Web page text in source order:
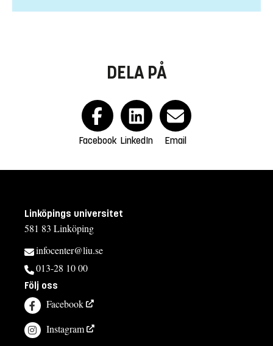
DELA PÅ
Facebook LinkedIn Email
Linköpings universitet
581 83 Linköping
infocenter@liu.se
013-28 10 00
Följ oss
Facebook
Instagram